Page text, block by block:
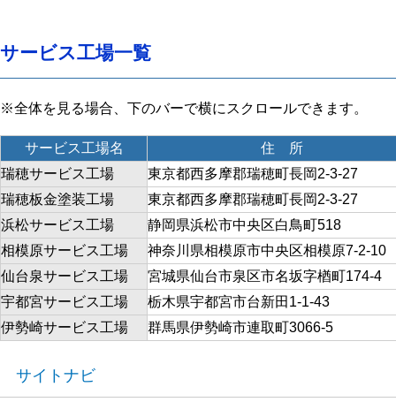
サービス工場一覧
サービス工場名
住 所
瑞穂サービス工場
東京都西多摩郡瑞穂町長岡2-3-27
瑞穂板金塗装工場
東京都西多摩郡瑞穂町長岡2-3-27
浜松サービス工場
静岡県浜松市中央区白鳥町518
相模原サービス工場
神奈川県相模原市中央区相模原7-2-10
仙台泉サービス工場
宮城県仙台市泉区市名坂字楢町174-4
宇都宮サービス工場
栃木県宇都宮市台新田1-1-43
伊勢崎サービス工場
群馬県伊勢崎市連取町3066-5
サイトナビ